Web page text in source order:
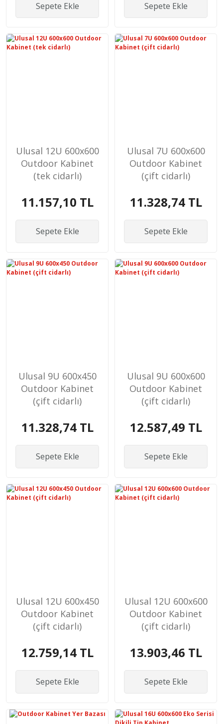
Sepete Ekle Sepete Ekle
Ulusal 12U 600x600
Outdoor Kabinet
(tek cidarlı)
11.157,10 TL
Sepete Ekle
Ulusal 7U 600x600
Outdoor Kabinet
(çift cidarlı)
11.328,74 TL
Sepete Ekle
Ulusal 9U 600x450
Outdoor Kabinet
(çift cidarlı)
11.328,74 TL
Sepete Ekle
Ulusal 9U 600x600
Outdoor Kabinet
(çift cidarlı)
12.587,49 TL
Sepete Ekle
Ulusal 12U 600x450
Outdoor Kabinet
(çift cidarlı)
12.759,14 TL
Sepete Ekle
Ulusal 12U 600x600
Outdoor Kabinet
(çift cidarlı)
13.903,46 TL
Sepete Ekle